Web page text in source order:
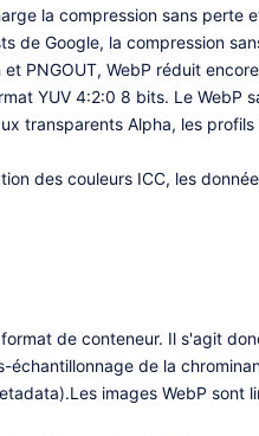
la compression sans perte
de Google, la compression
PNGOUT, WebP réduit
YUV 4:2:0 8 bits. Le WebP
transparents Alpha, les
des couleurs ICC, les
de conteneur. Il s'agit
de la
images WebP sont